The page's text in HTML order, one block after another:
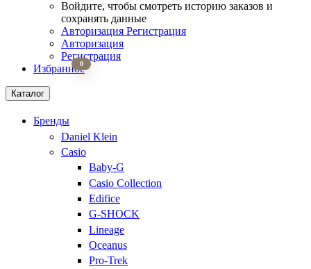
Войдите, чтобы смотреть историю заказов и
сохранять данные
Авторизация Регистрация
Авторизация
Регистрация
Избранное
0
Каталог
Бренды
Daniel Klein
Casio
Baby-G
Casio Collection
Edifice
G-SHOCK
Lineage
Oceanus
Pro-Trek